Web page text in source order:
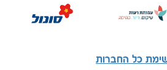
כל החברות